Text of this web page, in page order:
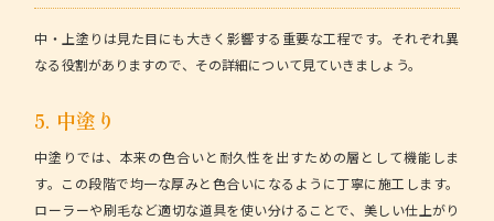
中・上塗りは見た目にも大きく影響する重要な工程です。それぞれ異
なる役割がありますので、その詳細について見ていきましょう。
5. 中塗り
中塗りでは、本来の色合いと耐久性を出すための層として機能しま
す。この段階で均一な厚みと色合いになるように丁寧に施工します。
ローラーや刷毛など適切な道具を使い分けることで、美しい仕上がり